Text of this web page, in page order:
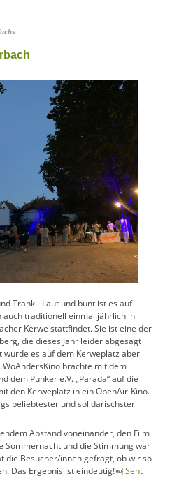
Trank - Laut und bunt ist es auf
auch traditionell einmal jährlich in
Kerwe stattfindet. Sie ist eine der
die dieses Jahr leider abgesagt
es auf dem Kerweplatz aber
brachte mit dem
dem Punker e.V. „Parada“ auf die
den Kerweplatz in ein OpenAir-Kino.
beliebtester und solidarischster
Abstand voneinander, den Film
Sommernacht und die Stimmung war
die Besucher/innen gefragt, ob wir so
Das Ergebnis ist eindeutig!￼Seht